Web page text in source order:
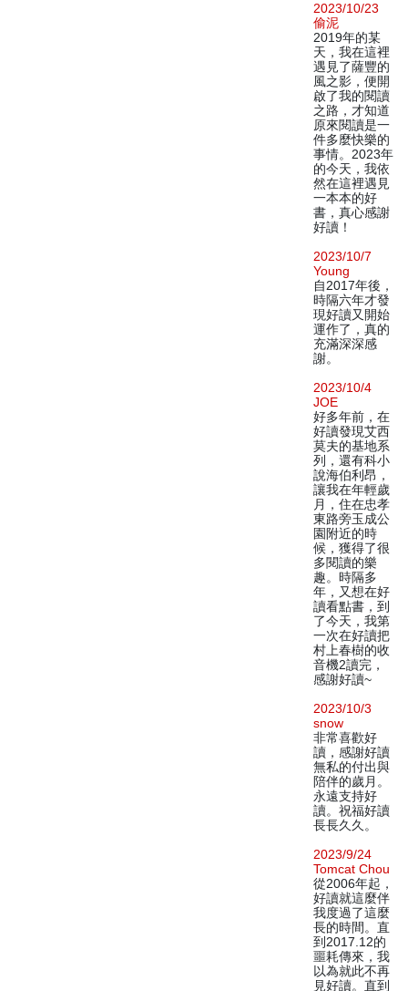
2023/10/23
偷泥
2019年的某
天，我在這裡
遇見了薩豐的
風之影，便開
啟了我的閱讀
之路，才知道
原來閱讀是一
件多麼快樂的
事情。2023年
的今天，我依
然在這裡遇見
一本本的好
書，真心感謝
好讀！
2023/10/7
Young
自2017年後，
時隔六年才發
現好讀又開始
運作了，真的
充滿深深感
謝。
2023/10/4
JOE
好多年前，在
好讀發現艾西
莫夫的基地系
列，還有科小
說海伯利昂，
讓我在年輕歲
月，住在忠孝
東路旁玉成公
園附近的時
候，獲得了很
多閱讀的樂
趣。時隔多
年，又想在好
讀看點書，到
了今天，我第
一次在好讀把
村上春樹的收
音機2讀完，
感謝好讀~
2023/10/3
snow
非常喜歡好
讀，感謝好讀
無私的付出與
陪伴的歲月。
永遠支持好
讀。祝福好讀
長長久久。
2023/9/24
Tomcat Chou
從2006年起，
好讀就這麼伴
我度過了這麼
長的時間。直
到2017.12的
噩耗傳來，我
以為就此不再
見好讀。直到